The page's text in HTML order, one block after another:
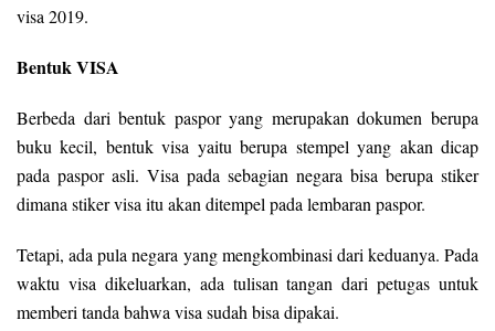
visa 2019.
Bentuk VISA
Berbeda dari bentuk paspor yang merupakan dokumen berupa
buku kecil, bentuk visa yaitu berupa stempel yang akan dicap
pada paspor asli. Visa pada sebagian negara bisa berupa stiker
dimana stiker visa itu akan ditempel pada lembaran paspor.
Tetapi, ada pula negara yang mengkombinasi dari keduanya. Pada
waktu visa dikeluarkan, ada tulisan tangan dari petugas untuk
memberi tanda bahwa visa sudah bisa dipakai.